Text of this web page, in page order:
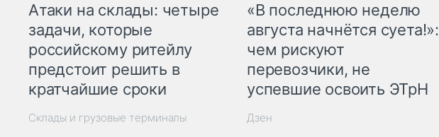
Атаки на склады: четыре
задачи, которые
российскому ритейлу
предстоит решить в
кратчайшие сроки
Склады и грузовые терминалы
«В последнюю неделю
августа начнётся суета!»:
чем рискуют
перевозчики, не
успевшие освоить ЭТрН
Дзен